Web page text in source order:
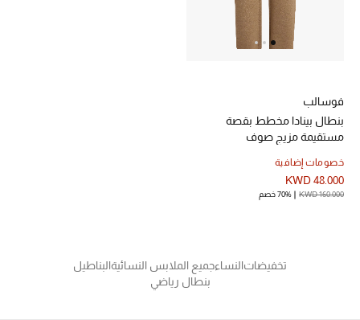
العناية الشخصية بالرجال
صُممت للرجال
فوسالب
بنطال بينادا مخطط بقصة
مستقيمة مزيج صوف
خصومات إضافية
KWD 48.000
KWD 160.000 70% خصم
تخفيضاتالنساءجميع الملابس النسائيةالبناطيل
بنطال رياضي